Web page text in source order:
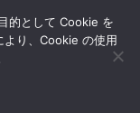
的として Cookie を
より、Cookie の使用